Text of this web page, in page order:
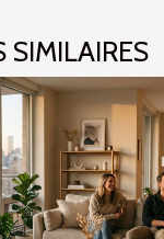
SIMILAIRES